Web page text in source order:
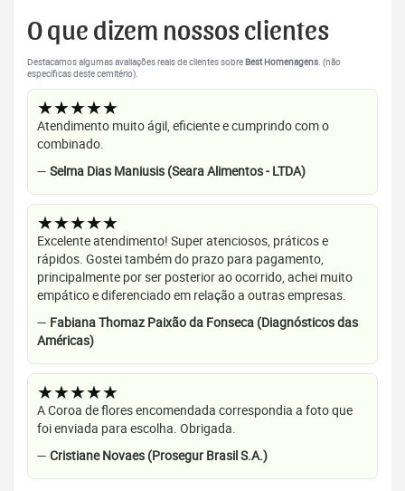
O que dizem nossos clientes
Destacamos algumas avaliações reais de clientes sobre Best Homenagens. (não
específicas deste cemitério).
★★★★★
Atendimento muito ágil, eficiente e cumprindo com o
combinado.
— Selma Dias Maniusis (Seara Alimentos - LTDA)
★★★★★
Excelente atendimento! Super atenciosos, práticos e
rápidos. Gostei também do prazo para pagamento,
principalmente por ser posterior ao ocorrido, achei muito
empático e diferenciado em relação a outras empresas.
— Fabiana Thomaz Paixão da Fonseca (Diagnósticos das
Américas)
★★★★★
A Coroa de flores encomendada correspondia a foto que
foi enviada para escolha. Obrigada.
— Cristiane Novaes (Prosegur Brasil S.A.)